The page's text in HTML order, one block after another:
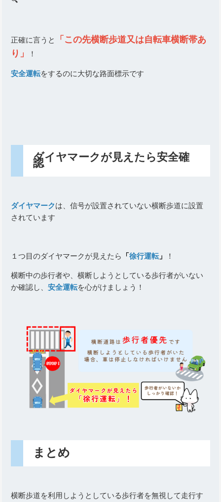
正確に言うと
「この先横断歩道又は自転車横断帯あ
り」
！
安全運転をするのに大切な路面標示です
ダイヤマークが見えたら安全確
認
ダイヤマークは、信号が設置されていない横断歩道に設置
されています
１つ目のダイヤマークが見えたら 「徐行運転」 ！
横断中の歩行者や、横断しようとしている歩行者がいない
か確認し、安全運転を心がけましょう！
まとめ
横断歩道を利用しようとしている歩行者を無視して走行す